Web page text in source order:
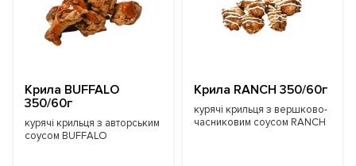
Крила BUFFALO
350/60г
курячі крильця з авторським
соусом BUFFALO
Крила RANCH 350/60г
курячі крильця з вершково-
часниковим соусом RANCH